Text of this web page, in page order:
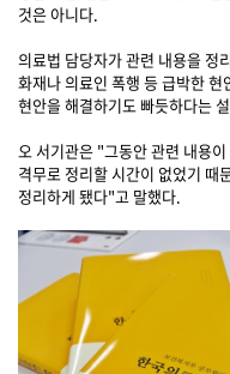
것은 아니다.
의료법 담당자가 관련 내용을 정
화재나 의료인 폭행 등 급박한
현안을 해결하기도 빠듯하다는
오 서기관은 "그동안 관련 내용
격무로 정리할 시간이 없었기 때
정리하게 됐다"고 말했다.